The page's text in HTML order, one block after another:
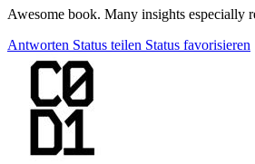
Awesome book. Many insights especially
Antworten Status teilen Status favorisieren